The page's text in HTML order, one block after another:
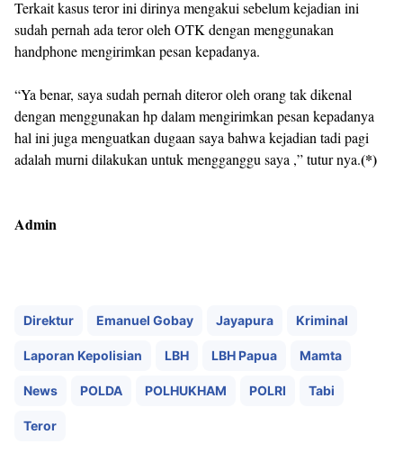
Terkait kasus teror ini dirinya mengakui sebelum kejadian ini
sudah pernah ada teror oleh OTK dengan menggunakan
handphone mengirimkan pesan kepadanya.
“Ya benar, saya sudah pernah diteror oleh orang tak dikenal
dengan menggunakan hp dalam mengirimkan pesan kepadanya
hal ini juga menguatkan dugaan saya bahwa kejadian tadi pagi
adalah murni dilakukan untuk mengganggu saya ,” tutur nya.(*)
Admin
Direktur Emanuel Gobay Jayapura Kriminal
Laporan Kepolisian LBH LBH Papua Mamta
News POLDA POLHUKHAM POLRI Tabi
Teror